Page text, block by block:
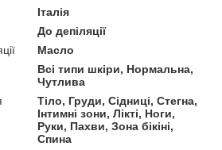
Італія
До депіляції
Масло
Всі типи шкіри, Нормальна,
Чутлива
Тіло, Груди, Сідниці, Стегна,
Інтимні зони, Лікті, Ноги,
Руки, Пахви, Зона бікіні,
Спина